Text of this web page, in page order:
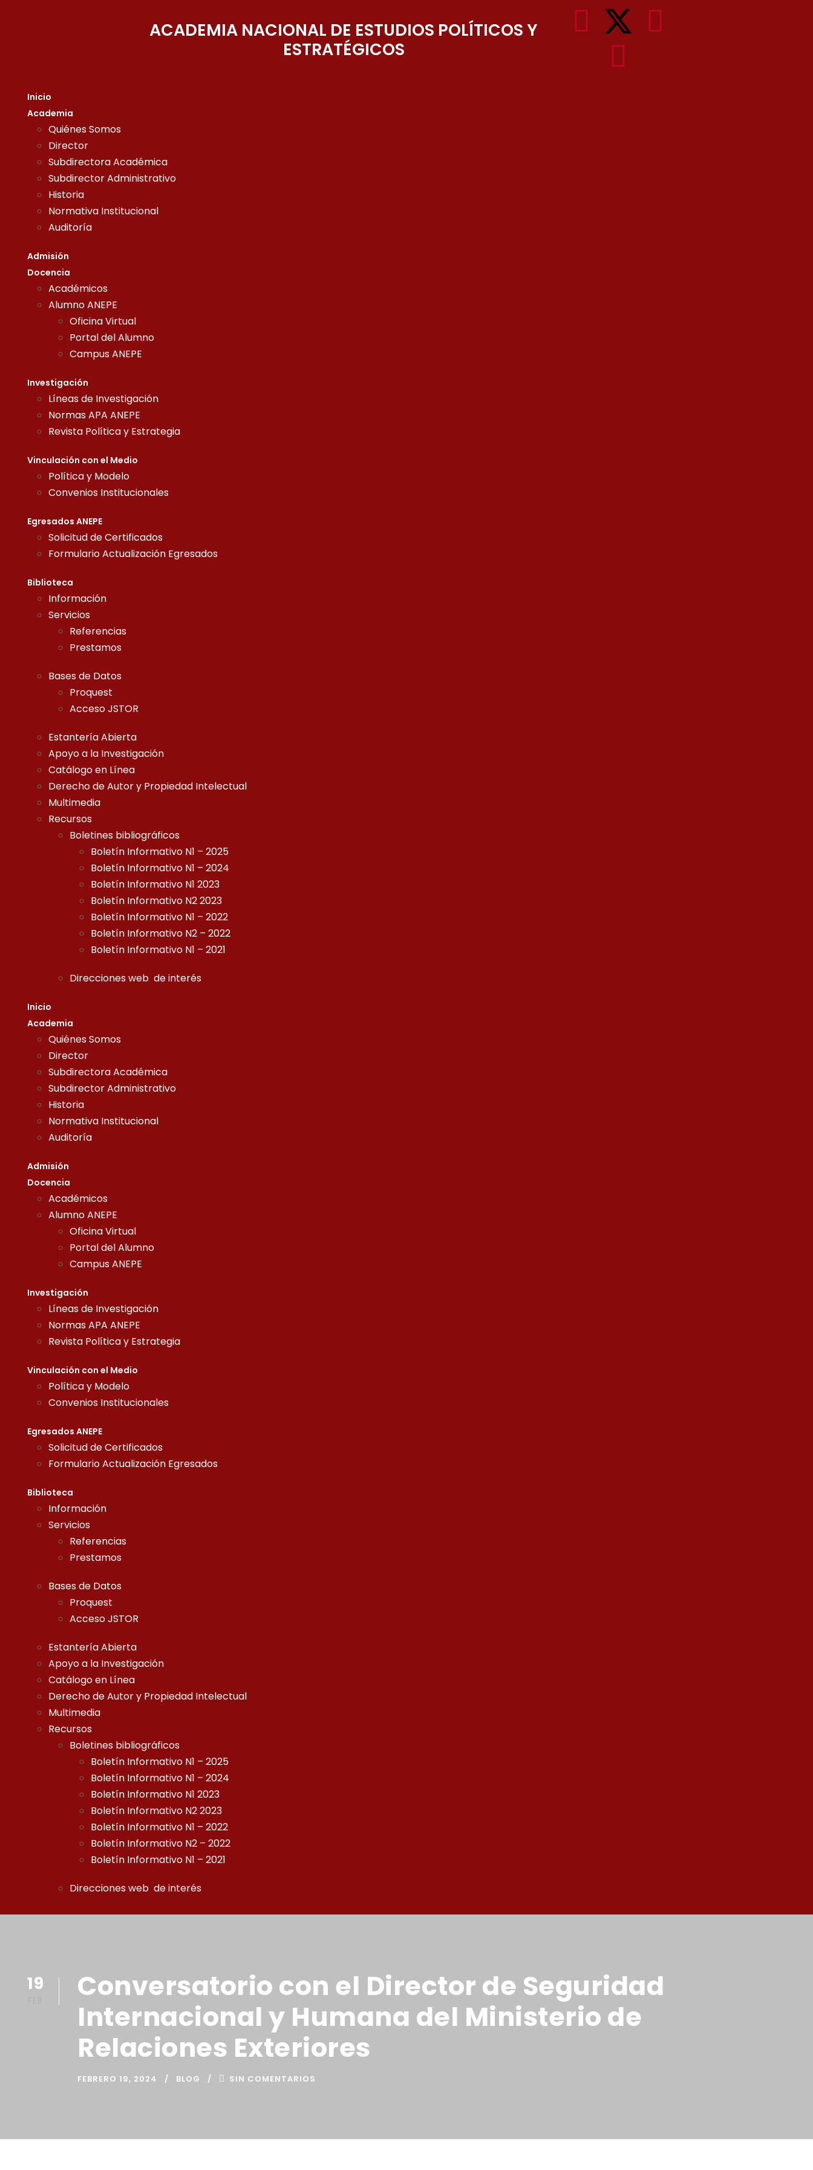
ACADEMIA NACIONAL DE ESTUDIOS POLÍTICOS Y
ESTRATÉGICOS
Inicio
Academia
Quiénes Somos
Director
Subdirectora Académica
Subdirector Administrativo
Historia
Normativa Institucional
Auditoría
Admisión
Docencia
Académicos
Alumno ANEPE
Oficina Virtual
Portal del Alumno
Campus ANEPE
Investigación
Líneas de Investigación
Normas APA ANEPE
Revista Política y Estrategia
Vinculación con el Medio
Política y Modelo
Convenios Institucionales
Egresados ANEPE
Solicitud de Certificados
Formulario Actualización Egresados
Biblioteca
Información
Servicios
Referencias
Prestamos
Bases de Datos
Proquest
Acceso JSTOR
Estantería Abierta
Apoyo a la Investigación
Catálogo en Línea
Derecho de Autor y Propiedad Intelectual
Multimedia
Recursos
Boletines bibliográficos
Boletín Informativo N1 – 2025
Boletín Informativo N1 – 2024
Boletín Informativo N1 2023
Boletín Informativo N2 2023
Boletín Informativo N1 – 2022
Boletín Informativo N2 – 2022
Boletín Informativo N1 – 2021
Direcciones web de interés
Inicio
Academia
Quiénes Somos
Director
Subdirectora Académica
Subdirector Administrativo
Historia
Normativa Institucional
Auditoría
Admisión
Docencia
Académicos
Alumno ANEPE
Oficina Virtual
Portal del Alumno
Campus ANEPE
Investigación
Líneas de Investigación
Normas APA ANEPE
Revista Política y Estrategia
Vinculación con el Medio
Política y Modelo
Convenios Institucionales
Egresados ANEPE
Solicitud de Certificados
Formulario Actualización Egresados
Biblioteca
Información
Servicios
Referencias
Prestamos
Bases de Datos
Proquest
Acceso JSTOR
Estantería Abierta
Apoyo a la Investigación
Catálogo en Línea
Derecho de Autor y Propiedad Intelectual
Multimedia
Recursos
Boletines bibliográficos
Boletín Informativo N1 – 2025
Boletín Informativo N1 – 2024
Boletín Informativo N1 2023
Boletín Informativo N2 2023
Boletín Informativo N1 – 2022
Boletín Informativo N2 – 2022
Boletín Informativo N1 – 2021
Direcciones web de interés
19
Conversatorio con el Director de Seguridad
Internacional y Humana del Ministerio de
Relaciones Exteriores
FEBRERO 19, 2024 BLOG SIN COMENTARIOS